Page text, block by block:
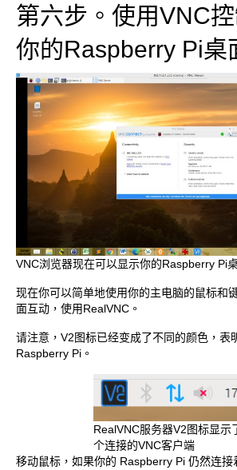
第六步。使用VNC
你的Raspberry Pi桌
VNC浏览器现在可以显示你的Raspberry Pi
现在你可以简单地使用你的主电脑的鼠标和
面互动，使用RealVNC。
请注意，V2图标已经变成了不同的颜色，表
Raspberry Pi。
RealVNC服务器V2图标显示
个连接的VNC客户端
移动鼠标，如果你的 Raspberry Pi 仍然连接